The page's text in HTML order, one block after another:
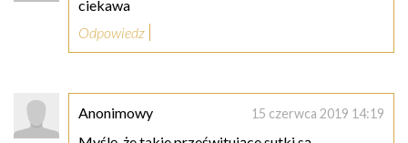
ciekawa
Odpowiedz
Anonimowy 15 czerwca 2019 14:19